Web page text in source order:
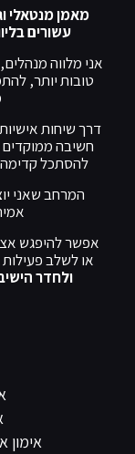
מאמן מנטאלי
עשורים
אני מלווה
טובות יותר,
דרך שיחות
חשיבה
להסתכל קדימה
המרחב שאני
אפשר להיפגש
או לשלב
ולחדר
אימון